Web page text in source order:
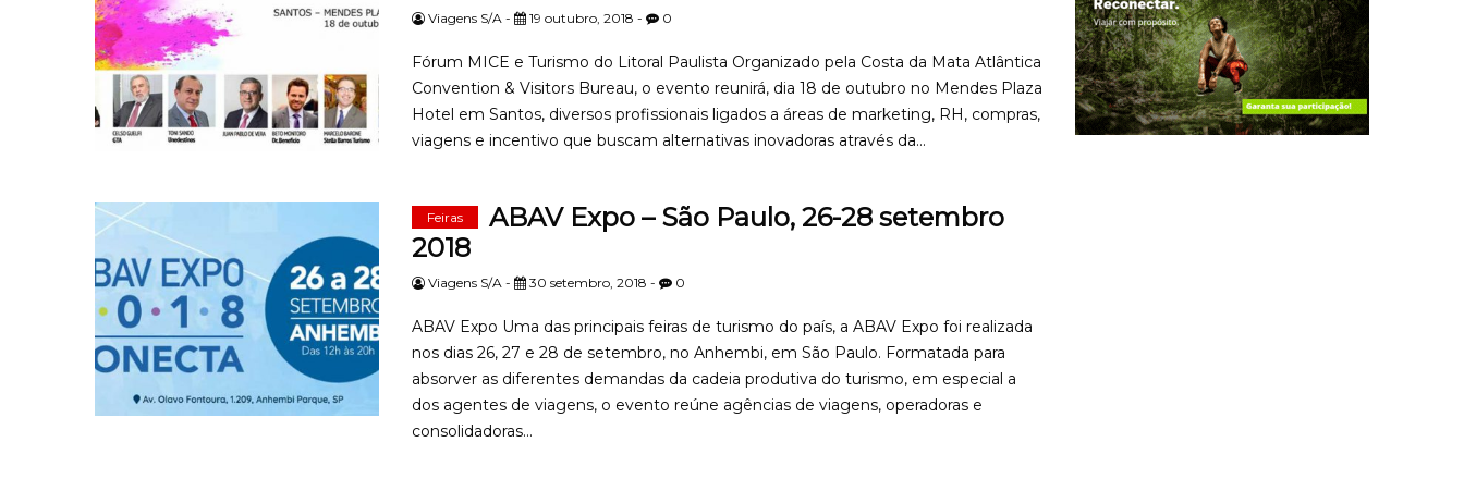
Viagens S/A - 19 outubro, 2018 - 0
Fórum MICE e Turismo do Litoral Paulista Organizado pela Costa da Mata Atlântica
Convention & Visitors Bureau, o evento reunirá, dia 18 de outubro no Mendes Plaza
Hotel em Santos, diversos profissionais ligados a áreas de marketing, RH, compras,
viagens e incentivo que buscam alternativas inovadoras através da...
Feiras
ABAV Expo – São Paulo, 26-28 setembro
2018
Viagens S/A - 30 setembro, 2018 - 0
ABAV Expo Uma das principais feiras de turismo do país, a ABAV Expo foi realizada
nos dias 26, 27 e 28 de setembro, no Anhembi, em São Paulo. Formatada para
absorver as diferentes demandas da cadeia produtiva do turismo, em especial a
dos agentes de viagens, o evento reúne agências de viagens, operadoras e
consolidadoras...